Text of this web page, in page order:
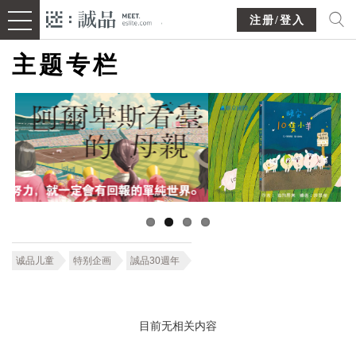
注册/登入
主题专栏
诚品儿童 特别企画 誠品30週年
目前无相关内容